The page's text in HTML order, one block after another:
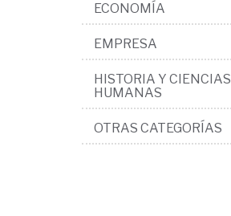
ECONOMÍA
EMPRESA
HISTORIA Y CIENCIAS
HUMANAS
OTRAS CATEGORÍAS